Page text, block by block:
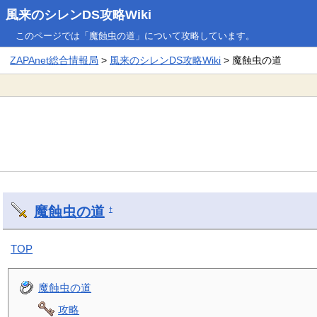
風来のシレンDS攻略Wiki
このページでは「魔蝕虫の道」について攻略しています。
ZAPAnet総合情報局 > 風来のシレンDS攻略Wiki > 魔蝕虫の道
魔蝕虫の道 †
TOP
魔蝕虫の道
攻略